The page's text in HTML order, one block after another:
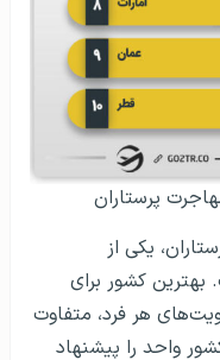
پرستاران
یکی از
بهترین کشور برای
هر فرد، متفاوت
واحد را پیشنهاد